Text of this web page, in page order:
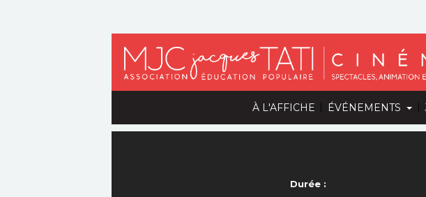
À L'AFFICHE | ÉVÉNEMENTS |
Durée :